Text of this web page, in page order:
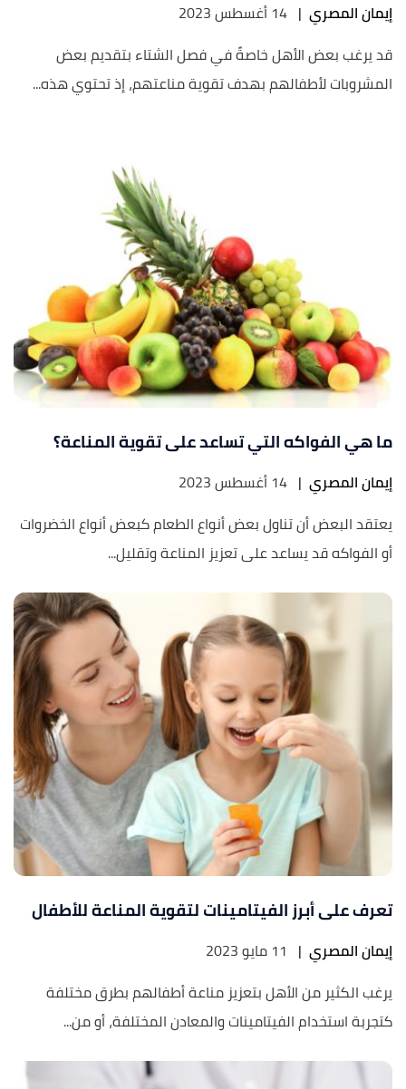
إيمان المصري | 14 أغسطس 2023
قد يرغب بعض الأهل خاصةً في فصل الشتاء بتقديم بعض
المشروبات لأطفالهم بهدف تقوية مناعتهم، إذ تحتوي هذه...
ما هي الفواكه التي تساعد على تقوية المناعة؟
إيمان المصري | 14 أغسطس 2023
يعتقد البعض أن تناول بعض أنواع الطعام كبعض أنواع الخضروات
أو الفواكه قد يساعد على تعزيز المناعة وتقليل...
تعرف على أبرز الفيتامينات لتقوية المناعة للأطفال
إيمان المصري | 11 مايو 2023
يرغب الكثير من الأهل بتعزيز مناعة أطفالهم بطرق مختلفة
كتجربة استخدام الفيتامينات والمعادن المختلفة، أو من...